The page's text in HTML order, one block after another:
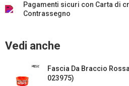
Pagamenti sicuri con Carta di
Contrassegno
Vedi anche
Fascia Da Braccio
023975)